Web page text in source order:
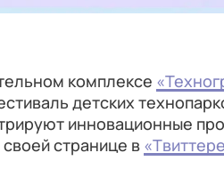
комплексе
детских
инновационные
своей странице в